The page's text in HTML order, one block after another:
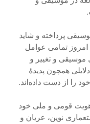
پرداخته و شاید
تمامی عوامل
موسیقی و تغییر و
همچون پدیدۀ
را از دست داده‌اند.
هویت قومی و ملی خود
نوین، عریان و